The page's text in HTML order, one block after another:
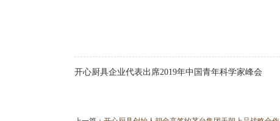
开心厨具企业代表出席2019年中国青年科学家峰会